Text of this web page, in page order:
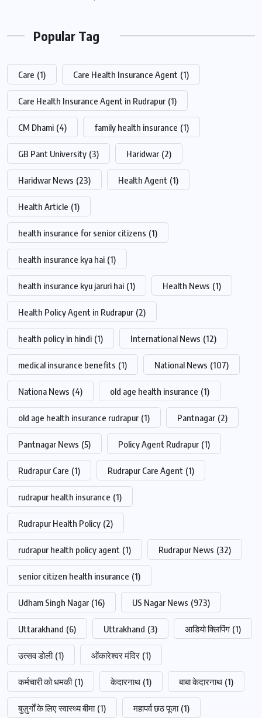
Popular Tag
Care (1) Care Health Insurance Agent (1)
Care Health Insurance Agent in Rudrapur (1)
CM Dhami (4) family health insurance (1)
GB Pant University (3) Haridwar (2)
Haridwar News (23) Health Agent (1)
Health Article (1)
health insurance for senior citizens (1)
health insurance kya hai (1)
health insurance kyu jaruri hai (1) Health News (1)
Health Policy Agent in Rudrapur (2)
health policy in hindi (1) International News (12)
medical insurance benefits (1) National News (107)
Nationa News (4) old age health insurance (1)
old age health insurance rudrapur (1) Pantnagar (2)
Pantnagar News (5) Policy Agent Rudrapur (1)
Rudrapur Care (1) Rudrapur Care Agent (1)
rudrapur health insurance (1)
Rudrapur Health Policy (2)
rudrapur health policy agent (1) Rudrapur News (32)
senior citizen health insurance (1)
Udham Singh Nagar (16) US Nagar News (973)
Uttarakhand (6) Uttrakhand (3) आडियो क्लिपिंग (1)
उत्सव डोली (1) ओंकारेश्वर मंदिर (1)
कर्मचारी को धमकी (1) केदारनाथ (1) बाबा केदारनाथ (1)
बुज़ुर्गों के लिए स्वास्थ्य बीमा (1) महापर्व छठ पूजा (1)